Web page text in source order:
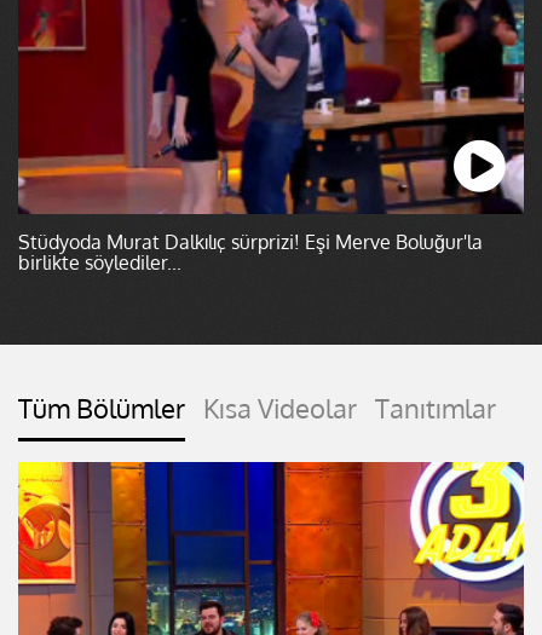
Stüdyoda Murat Dalkılıç sürprizi! Eşi Merve Boluğur'la
birlikte söylediler...
Tüm Bölümler Kısa Videolar Tanıtımlar